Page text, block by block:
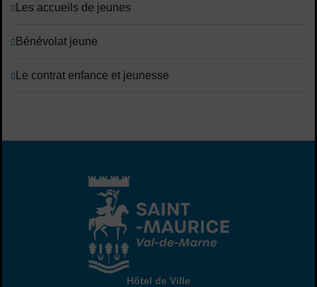
Les accueils de jeunes
Bénévolat jeune
Le contrat enfance et jeunesse
Hôtel de Ville
Hôtel de Ville